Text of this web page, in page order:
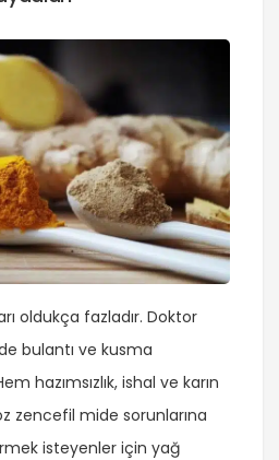
oldukça fazladır. Doktor
bulantı ve kusma
hazımsızlık, ishal ve karın
zencefil mide sorunlarına
isteyenler için yağ